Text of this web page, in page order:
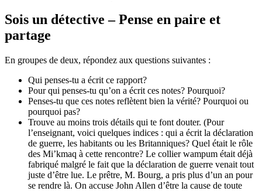
Sois un détective – Pense en paire et
partage
En groupes de deux, répondez aux questions suivantes :
Qui penses-tu a écrit ce rapport?
Pour qui penses-tu qu’on a écrit ces notes? Pourquoi?
Penses-tu que ces notes reflètent bien la vérité? Pourquoi ou
pourquoi pas?
Trouve au moins trois détails qui te font douter. (Pour
l’enseignant, voici quelques indices : qui a écrit la déclaration
de guerre, les habitants ou les Britanniques? Quel était le rôle
des Mi’kmaq à cette rencontre? Le collier wampum était déjà
fabriqué malgré le fait que la déclaration de guerre venait tout
juste d’être lue. Le prêtre, M. Bourg, a pris plus d’un an pour
se rendre là. On accuse John Allen d’être la cause de toute